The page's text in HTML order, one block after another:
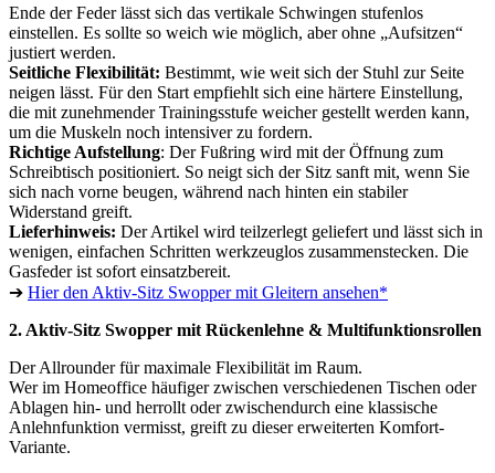
Ende der Feder lässt sich das vertikale Schwingen stufenlos
einstellen. Es sollte so weich wie möglich, aber ohne „Aufsitzen“
justiert werden.
Seitliche Flexibilität: Bestimmt, wie weit sich der Stuhl zur Seite
neigen lässt. Für den Start empfiehlt sich eine härtere Einstellung,
die mit zunehmender Trainingsstufe weicher gestellt werden kann,
um die Muskeln noch intensiver zu fordern.
Richtige Aufstellung: Der Fußring wird mit der Öffnung zum
Schreibtisch positioniert. So neigt sich der Sitz sanft mit, wenn Sie
sich nach vorne beugen, während nach hinten ein stabiler
Widerstand greift.
Lieferhinweis: Der Artikel wird teilzerlegt geliefert und lässt sich in
wenigen, einfachen Schritten werkzeuglos zusammenstecken. Die
Gasfeder ist sofort einsatzbereit.
➔ Hier den Aktiv-Sitz Swopper mit Gleitern ansehen*
2. Aktiv-Sitz Swopper mit Rückenlehne & Multifunktionsrollen
Der Allrounder für maximale Flexibilität im Raum.
Wer im Homeoffice häufiger zwischen verschiedenen Tischen oder
Ablagen hin- und herrollt oder zwischendurch eine klassische
Anlehnfunktion vermisst, greift zu dieser erweiterten Komfort-
Variante.